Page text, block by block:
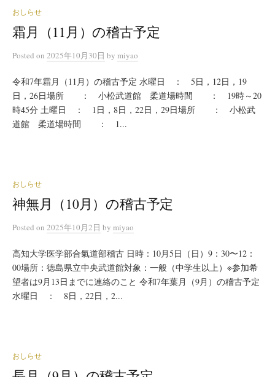
おしらせ
霜月（11月）の稽古予定
Posted on 2025年10月30日 by miyao
令和7年霜月（11月）の稽古予定 水曜日 ： 5日，12日，19
日，26日場所 ： 小松武道館 柔道場時間 ： 19時～20
時45分 土曜日 ： 1日，8日，22日，29日場所 ： 小松武
道館 柔道場時間 ： 1...
おしらせ
神無月（10月）の稽古予定
Posted on 2025年10月2日 by miyao
高知大学医学部合氣道部稽古 日時：10月5日（日）9：30〜12：
00場所：徳島県立中央武道館対象：一般（中学生以上）※参加希
望者は9月13日までに連絡のこと 令和7年葉月（9月）の稽古予定
水曜日 ： 8日，22日，2...
おしらせ